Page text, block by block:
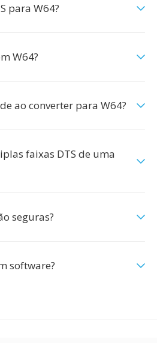
para W64?
W64?
ao converter para W64?
faixas DTS de uma
seguras?
software?